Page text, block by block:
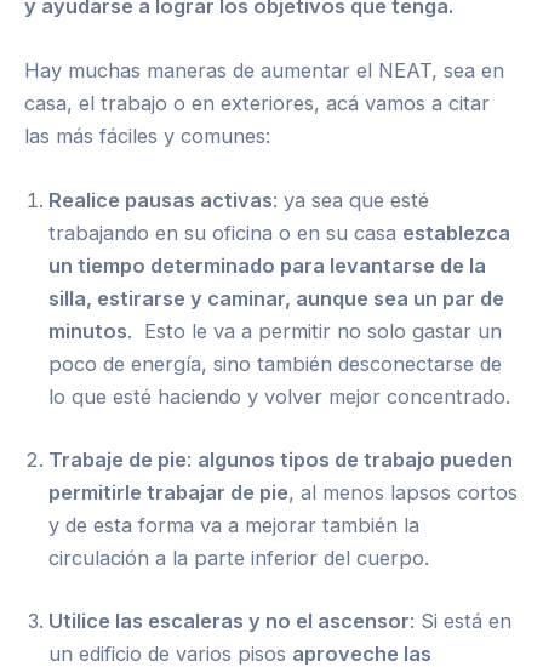
y ayudarse a lograr los objetivos que tenga.
Hay muchas maneras de aumentar el NEAT, sea en
casa, el trabajo o en exteriores, acá vamos a citar
las más fáciles y comunes:
Realice pausas activas: ya sea que esté
trabajando en su oficina o en su casa establezca
un tiempo determinado para levantarse de la
silla, estirarse y caminar, aunque sea un par de
minutos. Esto le va a permitir no solo gastar un
poco de energía, sino también desconectarse de
lo que esté haciendo y volver mejor concentrado.
Trabaje de pie: algunos tipos de trabajo pueden
permitirle trabajar de pie, al menos lapsos cortos
y de esta forma va a mejorar también la
circulación a la parte inferior del cuerpo.
Utilice las escaleras y no el ascensor: Si está en
un edificio de varios pisos aproveche las